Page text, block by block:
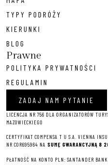
TYPY PODRÓŻY
KIERUNKI
BLOG
Prawne
POLITYKA PRYWATNOŚCI
REGULAMIN
ZADAJ NAM PYTANIE
LICENCJA NR 756 DLA ORGANIZATORÓW
MAZOWIECKIEGO
CERTYFIKAT COMPENSA T U S.A. VIENNA
NR COR695964 NA SUMĘ GWARANCYJNĄ 8 2
PŁATNOŚĆ NA KONTO PLN: SANTANDER